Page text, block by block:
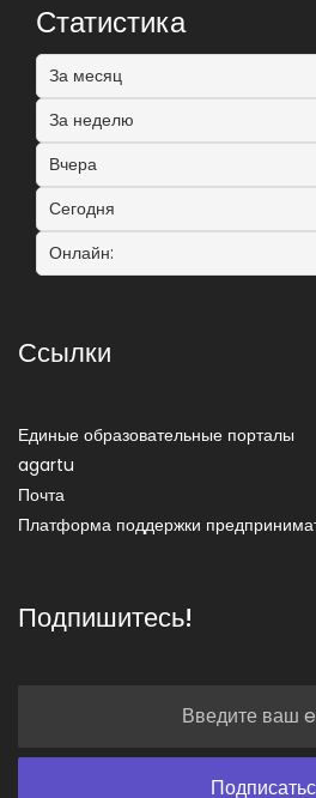
Статистика
За месяц
За неделю
Вчера
Сегодня
Онлайн:
Ссылки
Единые образовательные порталы
agartu
Почта
Платформа поддержки
Подпишитесь!